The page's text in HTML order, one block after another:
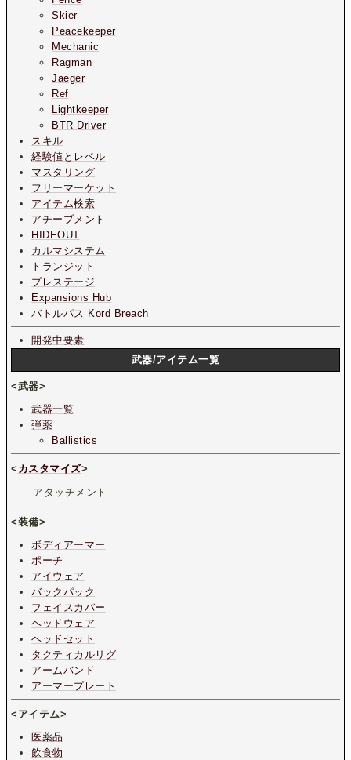
Skier
Peacekeeper
Mechanic
Ragman
Jaeger
Ref
Lightkeeper
BTR Driver
スキル
経験値とレベル
マスタリング
フリーマーケット
アイテム検索
アチーブメント
HIDEOUT
カルマシステム
トランジット
プレステージ
Expansions Hub
バトルパス Kord Breach
開発中要素
武器/アイテム一覧
<武器>
武器一覧
弾薬
Ballistics
< カスタマイズ>
アタッチメント
<装備>
ボディアーマー
ポーチ
アイウェア
バックパック
フェイスカバー
ヘッドウェア
ヘッドセット
タクティカルリグ
アームバンド
アーマープレート
<アイテム>
医薬品
飲食物